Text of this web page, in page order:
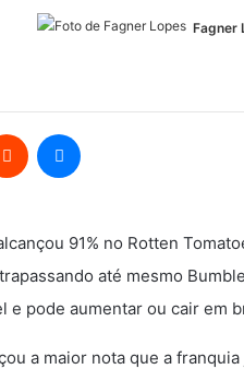
Fagner
Reddit
91% no Rotten
até mesmo
e pode aumentar ou cair em
a maior nota que a